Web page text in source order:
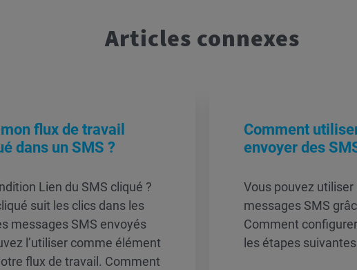
Articles connexes
flux de travail
dans un SMS ?
Lien du SMS cliqué ?
suit les clics dans les
messages SMS envoyés
l’utiliser comme élément
flux de travail. Comment
Comment
envoyer des
Vous pouvez utiliser
messages SMS
Comment
les étapes